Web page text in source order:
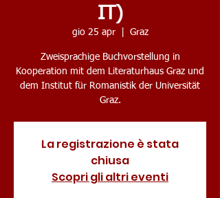
IT)
gio 25 apr
  |
Graz
Zweisprachige Buchvorstellung in
Kooperation mit dem Literaturhaus Graz und
dem Institut für Romanistik der Universität
Graz.
La registrazione è stata
chiusa
Scopri gli altri eventi